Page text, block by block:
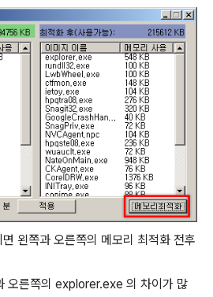
왼쪽과 오른쪽의 메모리 최적화 전후
오른쪽의 explorer.exe 의 차이가 많